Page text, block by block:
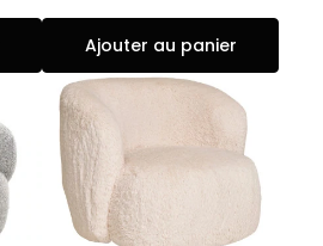
Ajouter au panier